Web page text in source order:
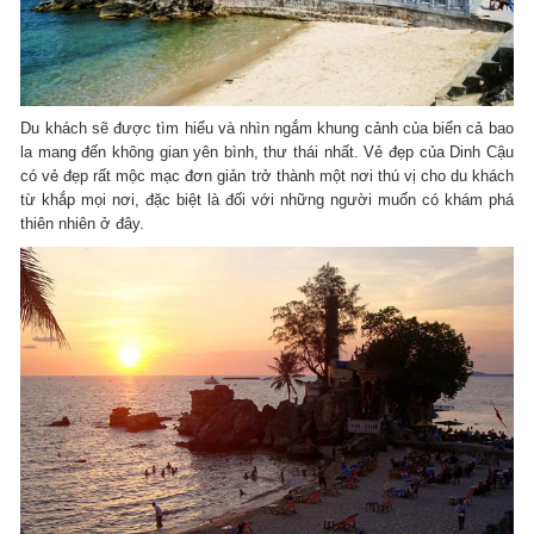
Du khách sẽ được tìm hiểu và nhìn ngắm khung cảnh của biển cả bao
la mang đến không gian yên bình, thư thái nhất. Vẻ đẹp của Dinh Cậu
có vẻ đẹp rất mộc mạc đơn giản trở thành một nơi thú vị cho du khách
từ khắp mọi nơi, đặc biệt là đối với những người muốn có khám phá
thiên nhiên ở đây.